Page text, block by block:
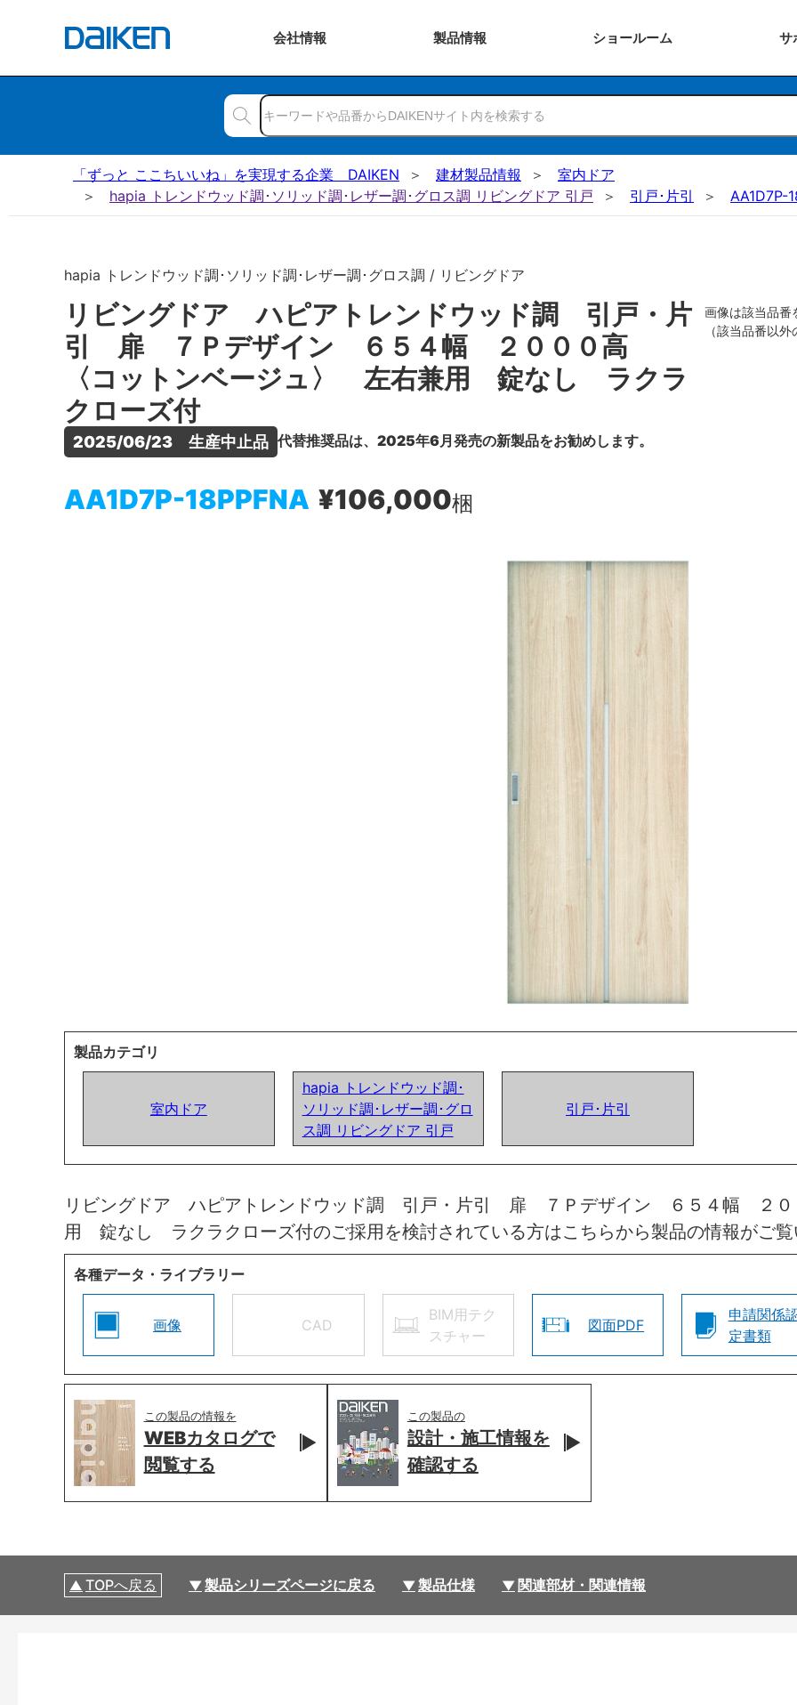
会社情報 製品情報 ショールーム サ
「ずっと ここちいいね」を実現する企業 DAIKEN 建材製品情報
室内ドア
hapia トレンドウッド調･ソリッド調･レザー調･グロス調 リビングドア 引戸
引戸･片引 AA1D7P-
hapia トレンドウッド調･ソリッド調･レザー調･グロス調 / リビングドア
リビングドア ハピアトレンドウッド調 引戸・片
引 扉 ７Ｐデザイン ６５４幅 ２０００高
〈コットンベージュ〉 左右兼用 錠なし ラクラ
クローズ付
2025/06/23　生産中止品 代替推奨品は、2025年6月発売の新製品をお勧めします。
AA1D7P-18PPFNA ¥106,000梱
画像は該当品番
（該当品番以
製品カテゴリ
室内ドア
hapia トレンドウッド調･
ソリッド調･レザー調･グロ
ス調 リビングドア 引戸
引戸･片引
リビングドア ハピアトレンドウッド調 引戸・片引 扉 ７Ｐデザイン ６５４幅 ２
用 錠なし ラクラクローズ付のご採用を検討されている方はこちらから製品の情報がご覧
各種データ・ライブラリー
画像 CAD
BIM用テク
スチャー
図面PDF
申請関係
定書類
この製品の情報を
WEBカタログで
閲覧する
この製品の
設計・施工情報を
確認する
TOPへ戻る 製品シリーズページに戻る 製品仕様 関連部材・関連情報